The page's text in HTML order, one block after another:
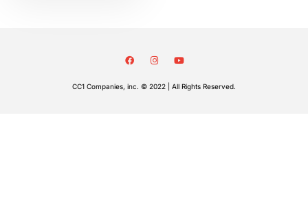
CC1 Companies, inc. © 2022 | All Rights Reserved.